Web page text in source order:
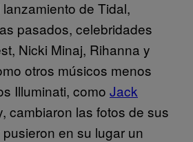
de Tidal,
pasados, celebridades
Nicki Minaj, Rihanna y
otros músicos menos
Illuminati, como Jack
cambiaron las fotos de sus
en su lugar un